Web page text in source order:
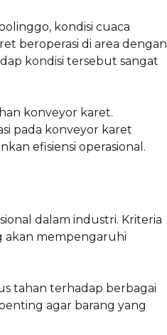
kondisi cuaca
beroperasi di area dengan
kondisi tersebut sangat
konveyor karet.
pada konveyor karet
efisiensi operasional.
dalam industri. Kriteria
akan mempengaruhi
tahan terhadap berbagai
agar barang yang